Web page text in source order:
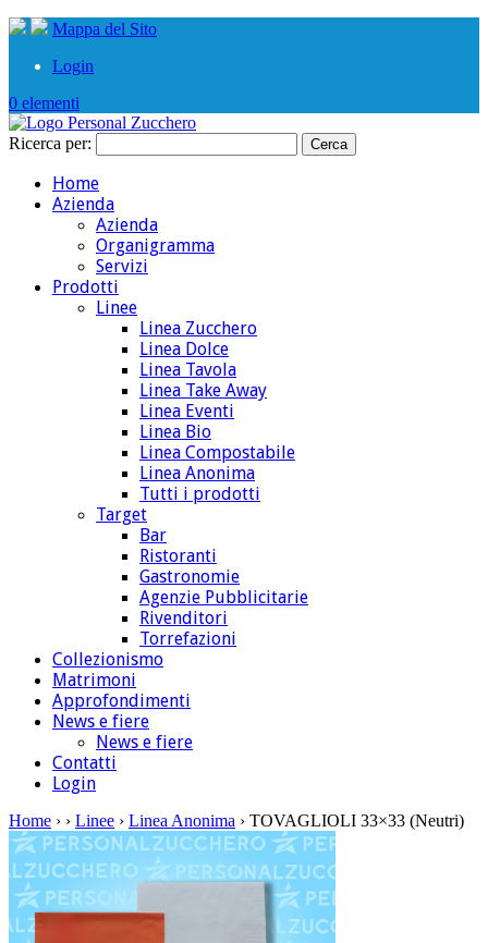
Mappa del Sito
Login
0 elementi
Ricerca per:
Home
Azienda
Azienda
Organigramma
Servizi
Prodotti
Linee
Linea Zucchero
Linea Dolce
Linea Tavola
Linea Take Away
Linea Eventi
Linea Bio
Linea Compostabile
Linea Anonima
Tutti i prodotti
Target
Bar
Ristoranti
Gastronomie
Agenzie Pubblicitarie
Rivenditori
Torrefazioni
Collezionismo
Matrimoni
Approfondimenti
News e fiere
News e fiere
Contatti
Login
Home › › Linee › Linea Anonima › TOVAGLIOLI 33×33 (Neutri)